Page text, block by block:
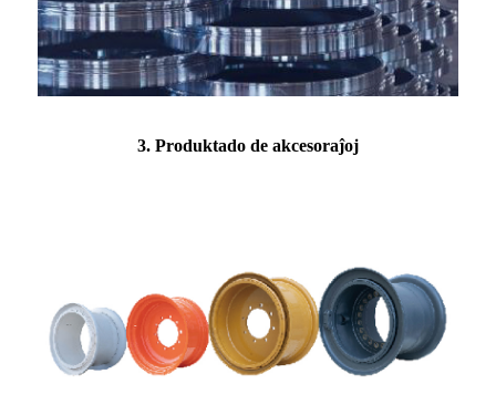
3. Produktado de akcesoraĵoj